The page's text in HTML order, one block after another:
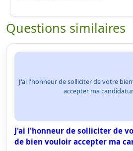
Questions similaires
J'ai l'honneur de solliciter de votre
accepter ma
J'ai l'honneur de solliciter de
de bien vouloir accepter ma